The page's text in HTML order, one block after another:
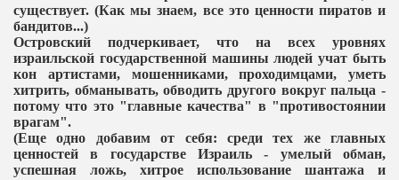
существует. (Как мы знаем, все это ценности пиратов и
бандитов...)
Островский подчеркивает, что на всех уровнях
израильской государственной машины людей учат быть
кон артистами, мошенниками, проходимцами, уметь
хитрить, обманывать, обводить другого вокруг пальца -
потому что это "главные качества" в "противостоянии
врагам".
(Еще одно добавим от себя: среди тех же главных
ценностей в государстве Израиль - умелый обман,
успешная ложь, хитрое использование шантажа и